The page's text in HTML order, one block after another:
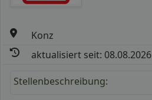
Konz
aktualisiert seit: 08.08.2026
Stellenbeschreibung: